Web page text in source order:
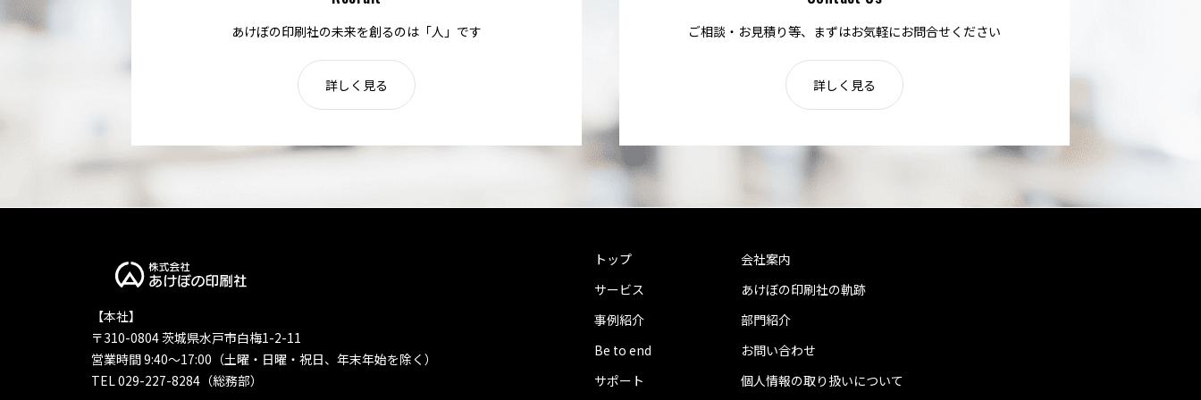
あけぼの印刷社の未来を創るのは「人」です
詳しく見る
ご相談・お見積り等、まずはお気軽にお問合せください
詳しく見る
【本社】
〒310-0804 茨城県水戸市白梅1-2-11
営業時間 9:40〜17:00（土曜・日曜・祝日、年末年始を除く）
TEL 029-227-8284（総務部）
トップ
サービス
事例紹介
Be to end
サポート
会社案内
あけぼの印刷社の軌跡
部門紹介
お問い合わせ
個人情報の取り扱いについて